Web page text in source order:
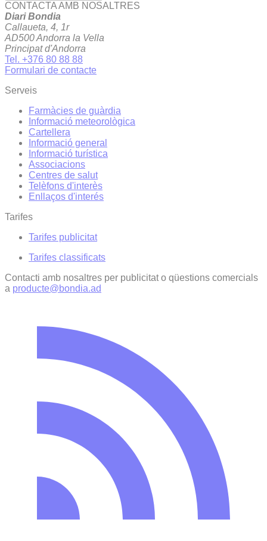
CONTACTA AMB NOSALTRES
Diari Bondia
Callaueta, 4, 1r
AD500 Andorra la Vella
Principat d'Andorra
Tel. +376 80 88 88
Formulari de contacte
Serveis
Farmàcies de guàrdia
Informació meteorològica
Cartellera
Informació general
Informació turística
Associacions
Centres de salut
Telèfons d'interès
Enllaços d'interés
Tarifes
Tarifes publicitat
Tarifes classificats
Contacti amb nosaltres per publicitat o qüestions comercials
a producte@bondia.ad